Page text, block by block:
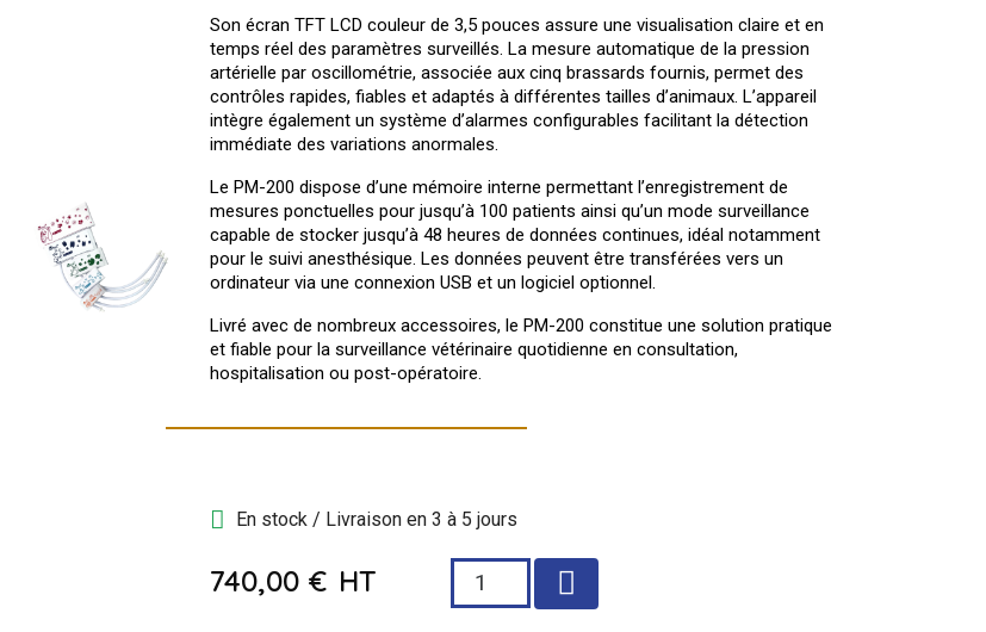
Son écran TFT LCD couleur de 3,5 pouces assure une visualisation claire et en
temps réel des paramètres surveillés. La mesure automatique de la pression
artérielle par oscillométrie, associée aux cinq brassards fournis, permet des
contrôles rapides, fiables et adaptés à différentes tailles d’animaux. L’appareil
intègre également un système d’alarmes configurables facilitant la détection
immédiate des variations anormales.
Le PM-200 dispose d’une mémoire interne permettant l’enregistrement de
mesures ponctuelles pour jusqu’à 100 patients ainsi qu’un mode surveillance
capable de stocker jusqu’à 48 heures de données continues, idéal notamment
pour le suivi anesthésique. Les données peuvent être transférées vers un
ordinateur via une connexion USB et un logiciel optionnel.
Livré avec de nombreux accessoires, le PM-200 constitue une solution pratique
et fiable pour la surveillance vétérinaire quotidienne en consultation,
hospitalisation ou post-opératoire.
En stock / Livraison en 3 à 5 jours
740,00 € HT